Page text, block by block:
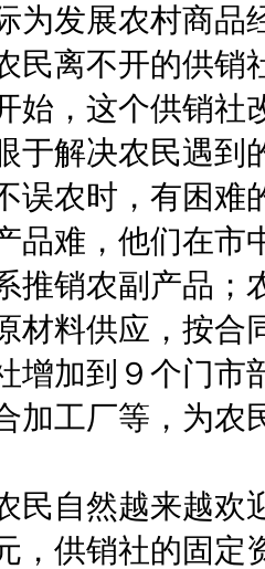
为发展农村商品
民离不开的供销
始，这个供销社
于解决农民遇到
误农时，有困难
品难，他们在市
推销农副产品；
材料供应，按合
增加到９个门
加工厂等，为农
民自然越来越欢
，供销社的固定